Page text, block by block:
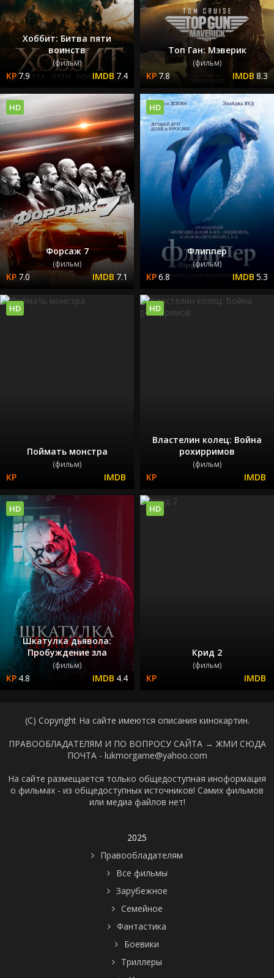
Хоббит: Битва пяти
воинств
(фильм)
7.9 7.4
Топ Ган: Мэверик
(фильм)
7.8 8.3
Форсаж 7
(фильм)
7.0 7.1
HD
Флиппер
(фильм)
6.8 5.3
HD
Поймать монстра
(фильм)
HD
Властелин колец: Война
рохирримов
(фильм)
HD
Шкатулка дьявола:
Пробуждение зла
(фильм)
4.8 4.4
HD
Крид 2
(фильм)
HD
(C) Copyright На сайте имеются описания кинокартин.
ПРАВООБЛАДАТЕЛЯМ И ПО ВОПРОСУ САЙТА → ЖМИ СЮДА
ПОЧТА - lukmorgame@yahoo.com
На сайте размещается только общедоступная иноформация
о фильмах - из общедоступных источников! Самих фильмов
или медиа файлов нет!
2025
Правообладателям
Все фильмы
Зарубежное
Семейное
Фантастика
Боевики
Триллеры